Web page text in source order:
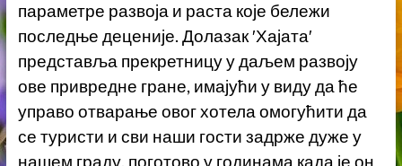
параметре развоја и раста које бележи
последње деценије. Долазак ′Хајата′
представља прекретницу у даљем развоју
ове привредне гране, имајући у виду да ће
управо отварање овог хотела омогућити да
се туристи и сви наши гости задрже дуже у
нашем граду, поготово у годинама када је он